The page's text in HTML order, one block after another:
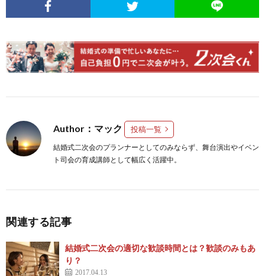
Author：マック 投稿一覧
結婚式二次会のプランナーとしてのみならず、舞台演出やイベン
ト司会の育成講師として幅広く活躍中。
関連する記事
結婚式二次会の適切な歓談時間とは？歓談のみもあ
り？
2017.04.13